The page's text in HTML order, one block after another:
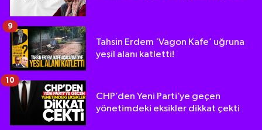
Tahsin Erdem ‘Vagon Kafe’ uğruna
yeşil alanı katletti!
9
CHP’den Yeni Parti’ye geçen
yönetimdeki eksikler dikkat çekti
10